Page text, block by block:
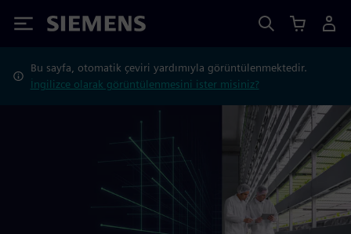
Siemens
Bu sayfa, otomatik çeviri yardımıyla görüntülenmektedir.
İngilizce olarak görüntülenmesini ister misiniz?